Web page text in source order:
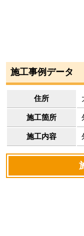
施工事例データ
住所
施工箇所
施工内容